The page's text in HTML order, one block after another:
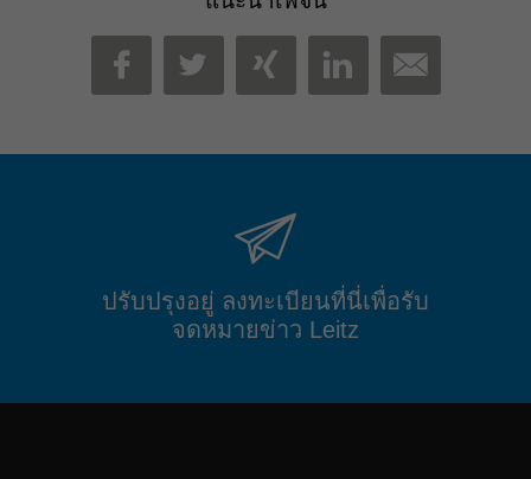
FACEBOOK
TWITTER
XINGLINKEDIN
MAIL
ปรับปรุงอยู่ ลงทะเบียนที่นี่เพื่อรับ
จดหมายข่าว Leitz